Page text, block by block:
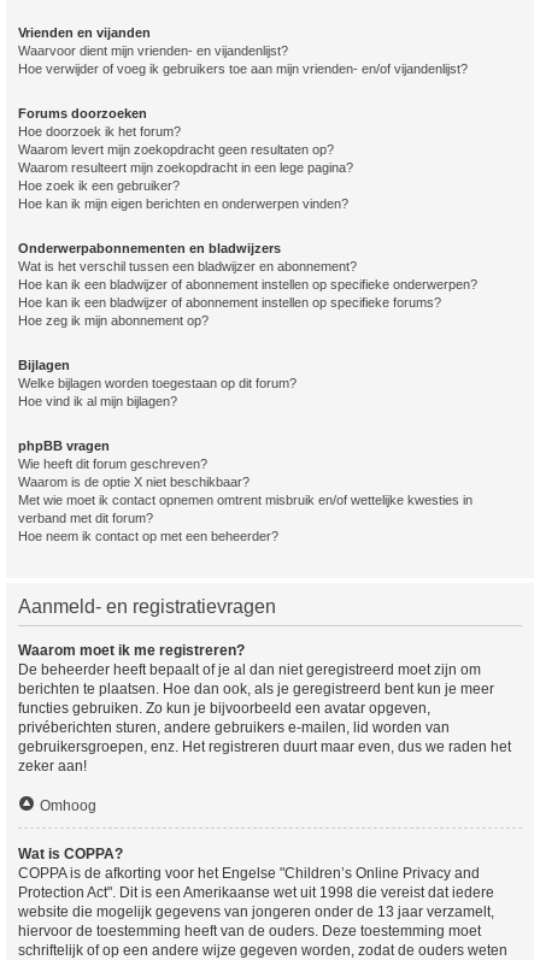
Vrienden en vijanden
Waarvoor dient mijn vrienden- en vijandenlijst?
Hoe verwijder of voeg ik gebruikers toe aan mijn vrienden- en/of vijandenlijst?
Forums doorzoeken
Hoe doorzoek ik het forum?
Waarom levert mijn zoekopdracht geen resultaten op?
Waarom resulteert mijn zoekopdracht in een lege pagina?
Hoe zoek ik een gebruiker?
Hoe kan ik mijn eigen berichten en onderwerpen vinden?
Onderwerpabonnementen en bladwijzers
Wat is het verschil tussen een bladwijzer en abonnement?
Hoe kan ik een bladwijzer of abonnement instellen op specifieke onderwerpen?
Hoe kan ik een bladwijzer of abonnement instellen op specifieke forums?
Hoe zeg ik mijn abonnement op?
Bijlagen
Welke bijlagen worden toegestaan op dit forum?
Hoe vind ik al mijn bijlagen?
phpBB vragen
Wie heeft dit forum geschreven?
Waarom is de optie X niet beschikbaar?
Met wie moet ik contact opnemen omtrent misbruik en/of wettelijke kwesties in
verband met dit forum?
Hoe neem ik contact op met een beheerder?
Aanmeld- en registratievragen
Waarom moet ik me registreren?
De beheerder heeft bepaalt of je al dan niet geregistreerd moet zijn om
berichten te plaatsen. Hoe dan ook, als je geregistreerd bent kun je meer
functies gebruiken. Zo kun je bijvoorbeeld een avatar opgeven,
privéberichten sturen, andere gebruikers e-mailen, lid worden van
gebruikersgroepen, enz. Het registreren duurt maar even, dus we raden het
zeker aan!
Omhoog
Wat is COPPA?
COPPA is de afkorting voor het Engelse "Children’s Online Privacy and
Protection Act". Dit is een Amerikaanse wet uit 1998 die vereist dat iedere
website die mogelijk gegevens van jongeren onder de 13 jaar verzamelt,
hiervoor de toestemming heeft van de ouders. Deze toestemming moet
schriftelijk of op een andere wijze gegeven worden, zodat de ouders weten